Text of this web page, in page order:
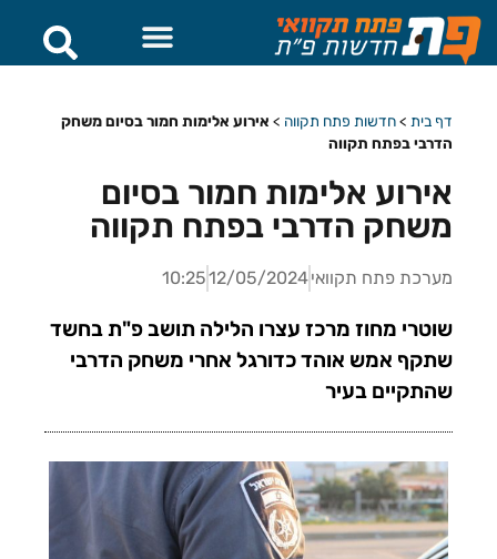
דף בית >חדשות פתח תקווה > אירוע אלימות חמור בסיום משחק
הדרבי בפתח תקווה
אירוע אלימות חמור בסיום
משחק הדרבי בפתח תקווה
מערכת פתח תקוואי12/05/2024
10:25
שוטרי מחוז מרכז עצרו הלילה תושב פ"ת בחשד
שתקף אמש אוהד כדורגל אחרי משחק הדרבי
שהתקיים בעיר